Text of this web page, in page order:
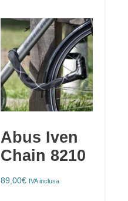
Abus Iven
Chain 8210
89,00€ IVA inclusa